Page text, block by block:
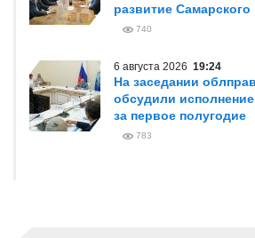
развитие Самарского
740
6 августа 2026 19:24
На заседании
обсудили
за первое полугодие
783